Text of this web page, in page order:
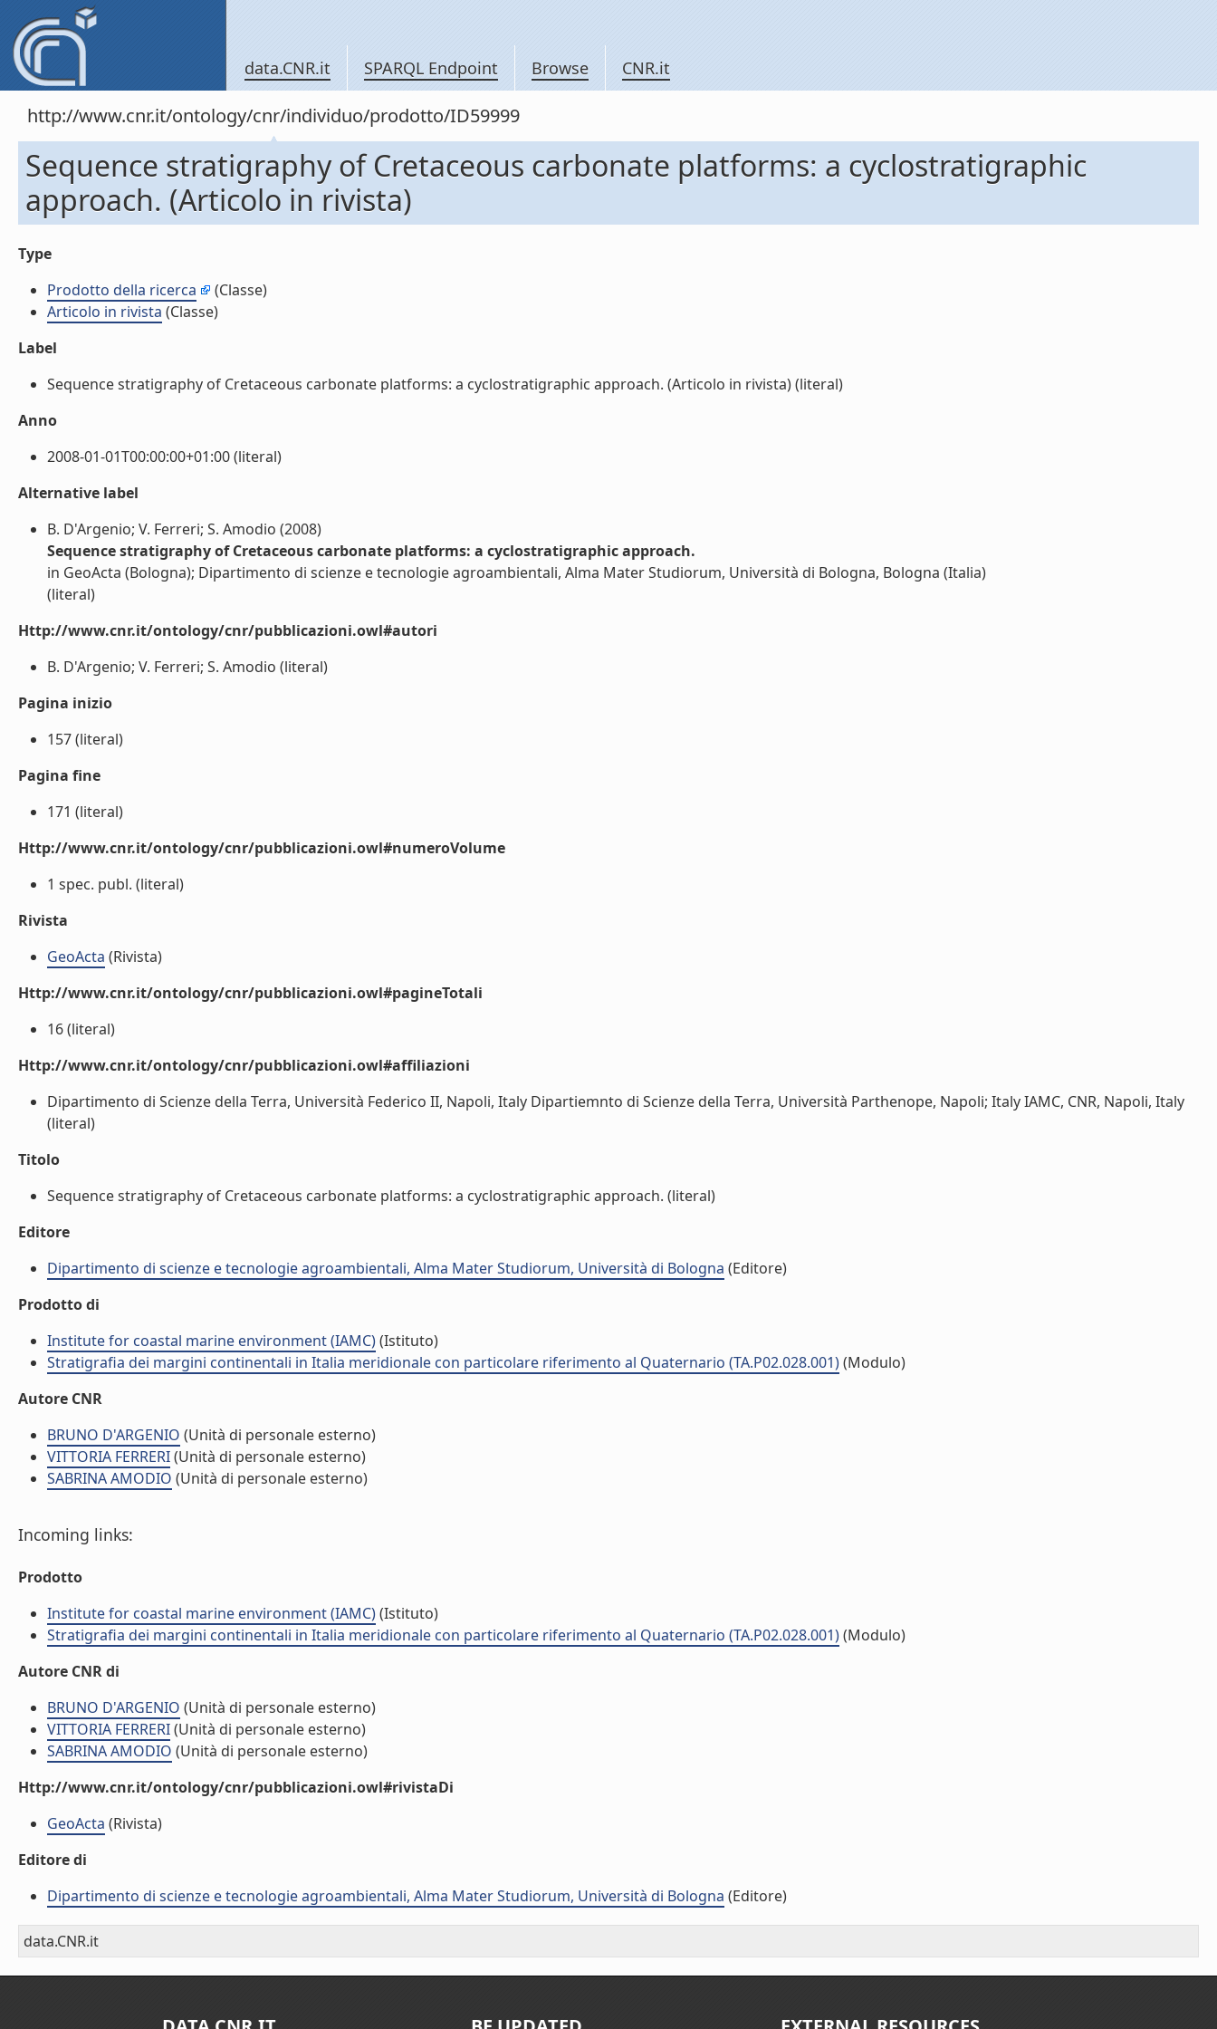
data.CNR.it SPARQL Endpoint Browse CNR.it
http://www.cnr.it/ontology/cnr/individuo/prodotto/ID59999
Sequence stratigraphy of Cretaceous carbonate platforms: a cyclostratigraphic
approach. (Articolo in rivista)
Type
Prodotto della ricerca
(Classe)
Articolo in rivista (Classe)
Label
Sequence stratigraphy of Cretaceous carbonate platforms: a cyclostratigraphic approach. (Articolo in rivista) (literal)
Anno
2008-01-01T00:00:00+01:00 (literal)
Alternative label
B. D'Argenio; V. Ferreri; S. Amodio (2008)
Sequence stratigraphy of Cretaceous carbonate platforms: a cyclostratigraphic approach.
in GeoActa (Bologna); Dipartimento di scienze e tecnologie agroambientali, Alma Mater Studiorum, Università di Bologna, Bologna (Italia)
(literal)
Http://www.cnr.it/ontology/cnr/pubblicazioni.owl#autori
B. D'Argenio; V. Ferreri; S. Amodio (literal)
Pagina inizio
157 (literal)
Pagina fine
171 (literal)
Http://www.cnr.it/ontology/cnr/pubblicazioni.owl#numeroVolume
1 spec. publ. (literal)
Rivista
GeoActa (Rivista)
Http://www.cnr.it/ontology/cnr/pubblicazioni.owl#pagineTotali
16 (literal)
Http://www.cnr.it/ontology/cnr/pubblicazioni.owl#affiliazioni
Dipartimento di Scienze della Terra, Università Federico II, Napoli, Italy Dipartiemnto di Scienze della Terra, Università Parthenope, Napoli; Italy IAMC, CNR, Napoli, Italy
(literal)
Titolo
Sequence stratigraphy of Cretaceous carbonate platforms: a cyclostratigraphic approach. (literal)
Editore
Dipartimento di scienze e tecnologie agroambientali, Alma Mater Studiorum, Università di Bologna (Editore)
Prodotto di
Institute for coastal marine environment (IAMC)(Istituto)
Stratigrafia dei margini continentali in Italia meridionale con particolare riferimento al Quaternario (TA.P02.028.001)(Modulo)
Autore CNR
BRUNO D'ARGENIO (Unità di personale esterno)
VITTORIA FERRERI(Unità di personale esterno)
SABRINA AMODIO (Unità di personale esterno)
Incoming links:
Prodotto
Institute for coastal marine environment (IAMC)(Istituto)
Stratigrafia dei margini continentali in Italia meridionale con particolare riferimento al Quaternario (TA.P02.028.001)(Modulo)
Autore CNR di
BRUNO D'ARGENIO (Unità di personale esterno)
VITTORIA FERRERI(Unità di personale esterno)
SABRINA AMODIO (Unità di personale esterno)
Http://www.cnr.it/ontology/cnr/pubblicazioni.owl#rivistaDi
GeoActa (Rivista)
Editore di
Dipartimento di scienze e tecnologie agroambientali, Alma Mater Studiorum, Università di Bologna (Editore)
data.CNR.it